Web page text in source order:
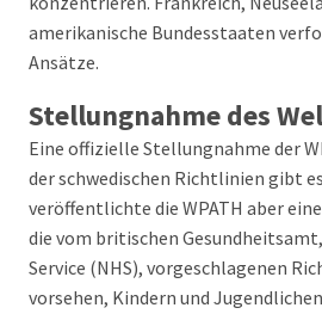
amerikanische Bundesstaaten
Ansätze.
Stellungnahme des
Eine offizielle Stellungnahme der
der schwedischen Richtlinien gibt
veröffentlichte die WPATH aber
die vom britischen
Service (NHS), vorgeschlagenen
vorsehen, Kindern und